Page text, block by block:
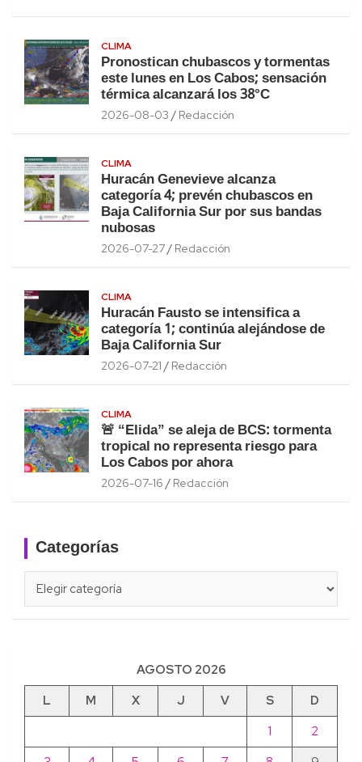
CLIMA
Pronostican chubascos y tormentas
este lunes en Los Cabos; sensación
térmica alcanzará los 38°C
2026-08-03 Redacción
CLIMA
Huracán Genevieve alcanza
categoría 4; prevén chubascos en
Baja California Sur por sus bandas
nubosas
2026-07-27 Redacción
CLIMA
Huracán Fausto se intensifica a
categoría 1; continúa alejándose de
Baja California Sur
2026-07-21 Redacción
CLIMA
🚨 “Elida” se aleja de BCS: tormenta
tropical no representa riesgo para
Los Cabos por ahora
2026-07-16 Redacción
Categorías
AGOSTO 2026
L
M X J V S
D
1
2